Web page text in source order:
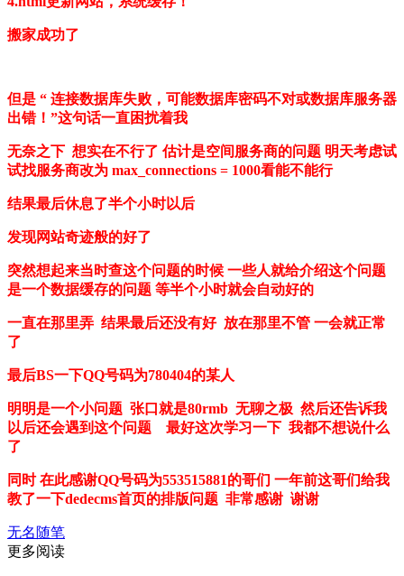
搬家成功了
但是 “ 连接数据库失败，可能数据库密码不对或数据库服务器
出错！”这句话一直困扰着我
无奈之下 想实在不行了 估计是空间服务商的问题 明天考虑试
试找服务商改为 max_connections = 1000看能不能行
结果最后休息了半个小时以后
发现网站奇迹般的好了
突然想起来当时查这个问题的时候 一些人就给介绍这个问题
是一个数据缓存的问题 等半个小时就会自动好的
一直在那里弄 结果最后还没有好 放在那里不管 一会就正常
了
最后BS一下QQ号码为780404的某人
明明是一个小问题 张口就是80rmb 无聊之极 然后还告诉我
以后还会遇到这个问题 最好这次学习一下 我都不想说什么
了
同时 在此感谢QQ号码为553515881的哥们 一年前这哥们给我
教了一下dedecms首页的排版问题 非常感谢 谢谢
无名随笔
更多阅读